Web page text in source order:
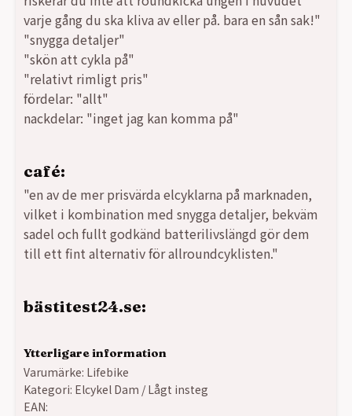
varje gång du ska kliva av eller på. bara en sån sak!"
"snygga detaljer"
"skön att cykla på"
"relativt rimligt pris"
fördelar: "allt"
nackdelar: "inget jag kan komma på"
café:
"en av de mer prisvärda elcyklarna på marknaden,
vilket i kombination med snygga detaljer, bekväm
sadel och fullt godkänd batterilivslängd gör dem
till ett fint alternativ för allroundcyklisten."
bästitest24.se:
Ytterligare information
Varumärke: Lifebike
Kategori: Elcykel Dam / Lågt insteg
EAN: